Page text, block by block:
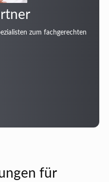
zum fachgerechten
für